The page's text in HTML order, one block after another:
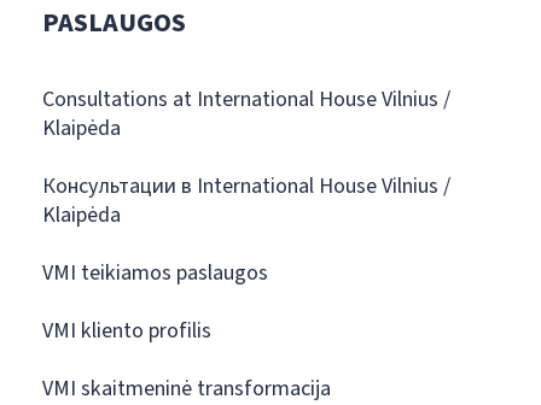
PASLAUGOS
Consultations at International House Vilnius /
Klaipėda
Консультации в International House Vilnius /
Klaipėda
VMI teikiamos paslaugos
VMI kliento profilis
VMI skaitmeninė transformacija